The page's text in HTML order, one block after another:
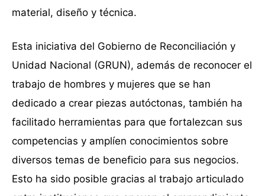
material, diseño y técnica.
Esta iniciativa del Gobierno de Reconciliación y
Unidad Nacional (GRUN), además de reconocer el
trabajo de hombres y mujeres que se han
dedicado a crear piezas autóctonas, también ha
facilitado herramientas para que fortalezcan sus
competencias y amplíen conocimientos sobre
diversos temas de beneficio para sus negocios.
Esto ha sido posible gracias al trabajo articulado